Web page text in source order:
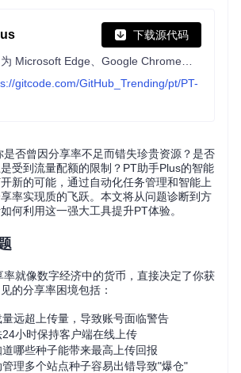
下载源代码
gitcode.com/GitHub_Trending/pt/PT-
否曾因分享率不足而错失珍贵资源？是否
受到流量配额的限制？PT助手Plus的智能
新的可能，通过自动化任务管理和智能上
率实现质的飞跃。本文将从问题诊断到方
何利用这一强大工具提升PT体验。
就像数字经济中的货币，直接决定了你获
的分享率困境包括：
量远超上传量，导致账号面临警告
24小时保持客户端在线上传
道哪些种子能带来最高上传回报
管理多个站点种子容易出错导致"爆仓"